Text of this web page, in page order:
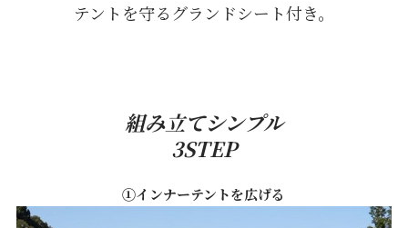
テントを守るグランドシート付き。
組み立てシンプル
3STEP
①インナーテントを広げる